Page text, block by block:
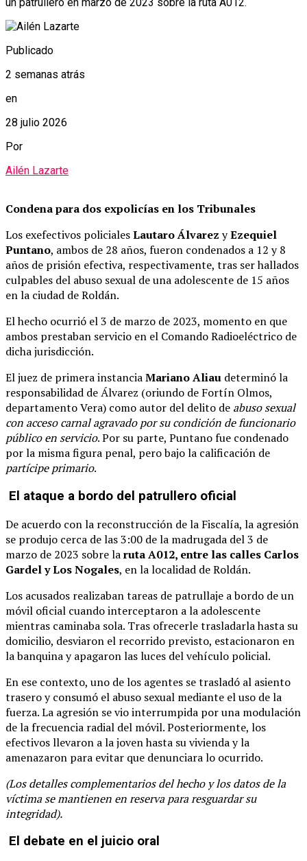
Publicado
2 semanas atrás
en
28 julio 2026
Por
Ailén Lazarte
Condena para dos expolicías en los Tribunales
Los exefectivos policialesLautaro Álvarez yEzequiel
Puntano, ambos de 28 años, fueron condenados a 12 y 8
años de prisión efectiva, respectivamente, tras ser hallados
culpables del abuso sexual de una adolescente de 15 años
en la ciudad de Roldán.
El hecho ocurrió el 3 de marzo de 2023, momento en que
ambos prestaban servicio en el Comando Radioeléctrico de
dicha jurisdicción.
El juez de primera instanciaMariano Aliau determinó la
responsabilidad de Álvarez (oriundo de Fortín Olmos,
departamento Vera) como autor del delito de abuso sexual
con acceso carnal agravado por su condición de funcionario
público en servicio. Por su parte, Puntano fue condenado
por la misma figura penal, pero bajo la calificación de
partícipe primario.
El ataque a bordo del patrullero oficial
De acuerdo con la reconstrucción de la Fiscalía, la agresión
se produjo cerca de las 3:00 de la madrugada del 3 de
marzo de 2023 sobre laruta A012, entre las calles Carlos
Gardel y Los Nogales, en la localidad de Roldán.
Los acusados realizaban tareas de patrullaje a bordo de un
móvil oficial cuando interceptaron a la adolescente
mientras caminaba sola. Tras ofrecerle trasladarla hasta su
domicilio, desviaron el recorrido previsto, estacionaron en
la banquina y apagaron las luces del vehículo policial.
En ese contexto, uno de los agentes se trasladó al asiento
trasero y consumó el abuso sexual mediante el uso de la
fuerza. La agresión se vio interrumpida por una modulación
de la frecuencia radial del móvil. Posteriormente, los
efectivos llevaron a la joven hasta su vivienda y la
amenazaron para evitar que denunciara lo ocurrido.
(Los detalles complementarios del hecho y los datos de la
víctima se mantienen en reserva para resguardar su
integridad).
El debate en el juicio oral